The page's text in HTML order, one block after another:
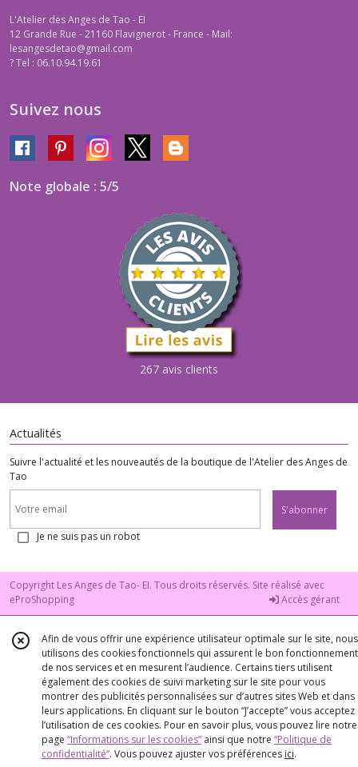
L'Atelier des Anges de Tao - EI
12 Grande Rue - 21160 Flavignerot - France - Mail:
lesangesdetao@gmail.com
?Tel : 06.10.94.19.61
Suivez nous
Note globale : 5/5
267 avis clients
Actualités
Suivre l'actualité et les nouveautés de la boutique de l'Atelier des Anges de
Tao
S'abonner
Je ne suis pas un robot
Copyright Les Anges de Tao- EI. Tous droits réservés. Site réalisé avec
eProShopping
Accès gérant
Afin de vous offrir une expérience utilisateur optimale sur le site, nous
utilisons des cookies fonctionnels qui assurent le bon fonctionnement
de nos services et en mesurent l’audience. Certains tiers utilisent
également des cookies de suivi marketing sur le site pour vous
montrer des publicités personnalisées sur d’autres sites Web et dans
leurs applications. En cliquant sur le bouton “J’accepte” vous acceptez
l’utilisation de ces cookies. Pour en savoir plus, vous pouvez lire notre
page “Informations sur les cookies” ainsi que notre “Politique de
confidentialité“. Vous pouvez ajuster vos préférences ici.